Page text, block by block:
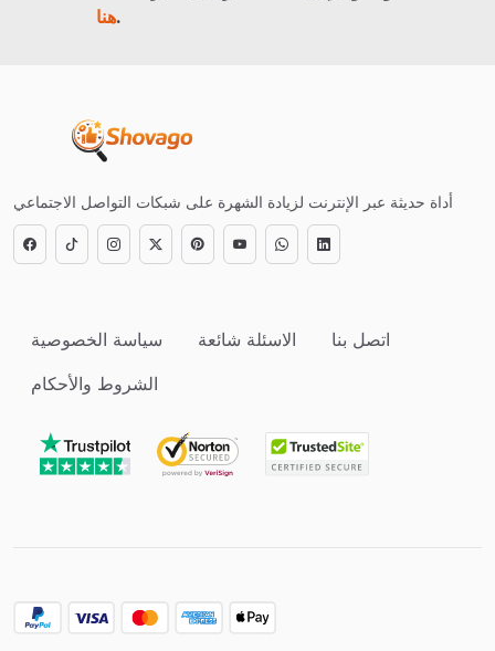
هنا.
أداة حديثة عبر الإنترنت لزيادة الشهرة على شبكات التواصل الاجتماعي
سياسة الخصوصية الاسئلة شائعة
اتصل بنا
الشروط والأحكام